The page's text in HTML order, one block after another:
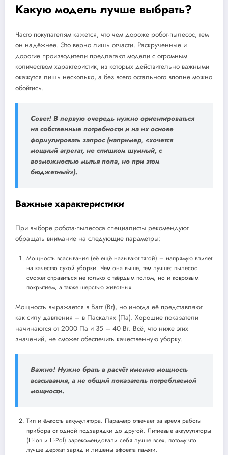
Какую модель лучше выбрать?
Часто покупателям кажется, что чем дороже робот-пылесос, тем
он надёжнее. Это верно лишь отчасти. Раскрученные и
дорогие производители предлагают модели с огромным
количеством характеристик, из которых действительно важными
окажутся лишь несколько, а без всего остального вполне можно
обойтись.
Совет! В первую очередь нужно ориентироваться
на собственные потребности и на их основе
формулировать запрос (например, «хочется
мощный агрегат, не слишком шумный, с
возможностью мытья пола, но при этом
бюджетный»).
Важные характеристики
При выборе робота-пылесоса специалисты рекомендуют
обращать внимание на следующие параметры:
Мощность всасывания (её ещё называют тягой) – напрямую влияет
на качество сухой уборки. Чем она выше, тем лучше: пылесос
сможет справиться не только с твёрдым полом, но и ковровым
покрытием, а также шерстью животных.
Мощность выражается в Ватт (Вт), но иногда её представляют
как силу давления – в Паскалях (Па). Хорошие показатели
начинаются от 2000 Па и 35 – 40 Вт. Всё, что ниже этих
значений, не сможет обеспечить качественную уборку.
Важно! Нужно брать в расчёт именно мощность
всасывания, а не общий показатель потребляемой
мощности.
Тип и ёмкость аккумулятора. Параметр отвечает за время работы
прибора от одной подзарядки до другой. Литиевые аккумуляторы
(Li-Ion и Li-Pol) зарекомендовали себя лучше всех, потому что
лучше держат заряд и лишены эффекта памяти.